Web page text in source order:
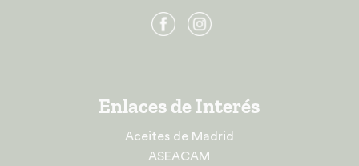
Enlaces de Interés
Aceites de Madrid
ASEACAM